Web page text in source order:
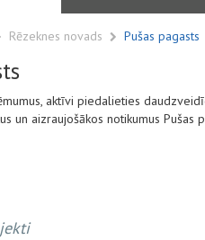
Rēzeknes novads Pušas pagasts
aktīvi piedalieties
un aizraujošākos notikumus Pušas